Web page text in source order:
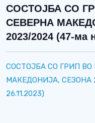
СОСТОЈБА СО
СЕВЕРНА
2023/2024 (47-ма
СОСТОЈБА СО ГРИП
МАКЕДОНИЈА, СЕЗОНА
26.11.2023)